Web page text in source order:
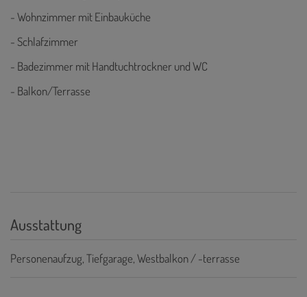
- Wohnzimmer mit Einbauküche
- Schlafzimmer
- Badezimmer mit Handtuchtrockner und WC
- Balkon/Terrasse
Ausstattung
Personenaufzug Tiefgarage Westbalkon / -terrasse